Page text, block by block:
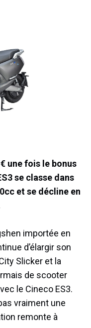
une fois le bonus
se classe dans
et se décline en
importée en
d’élargir son
Slicker et la
de scooter
le Cineco ES3.
vraiment une
remonte à